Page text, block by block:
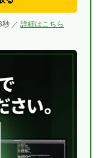
／ 詳細はこちら